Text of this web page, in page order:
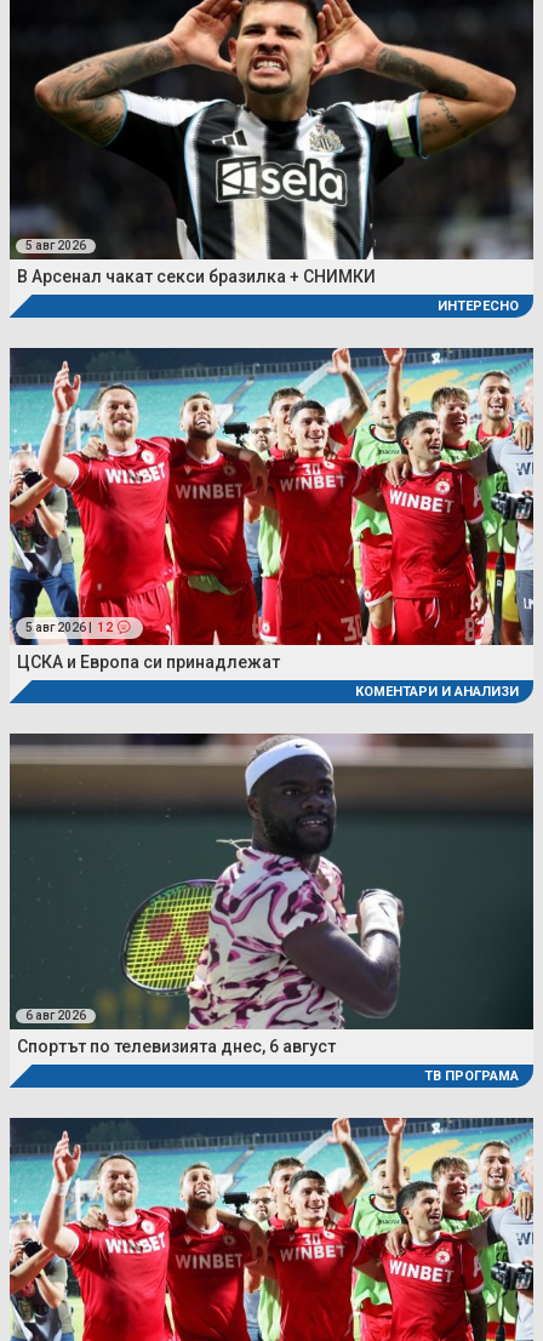
5 авг 2026
В Арсенал чакат секси бразилка + СНИМКИ
ИНТЕРЕСНО
5 авг 2026 | 12
ЦСКА и Европа си принадлежат
КОМЕНТАРИ И АНАЛИЗИ
6 авг 2026
Спортът по телевизията днес, 6 август
ТВ ПРОГРАМА